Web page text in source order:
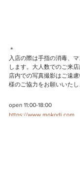
＊
入店の際は手指の消毒、
します。大人数でのご来
店内での写真撮影はご遠
様のご協力をお願いいたし
open 11:00-18:00
https://www.mokodi.com